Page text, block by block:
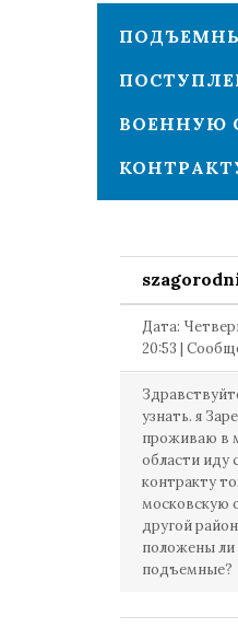
ВОЕННУЮ
Дата:
20:53 |
узнать. я
проживаю в
области иду
контракту
московскую
другой
положены
подъемные?